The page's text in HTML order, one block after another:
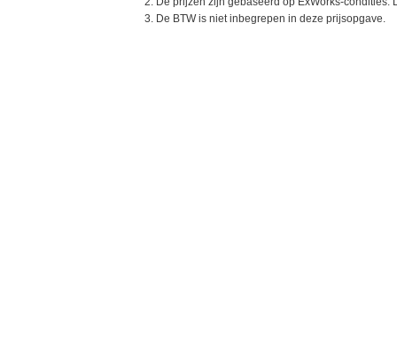
3. De BTW is niet inbegrepen in deze prijsopgave.